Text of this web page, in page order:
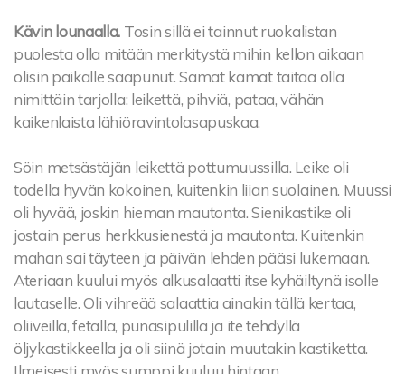
Kävin lounaalla. Tosin sillä ei tainnut ruokalistan
puolesta olla mitään merkitystä mihin kellon aikaan
olisin paikalle saapunut. Samat kamat taitaa olla
nimittäin tarjolla: leikettä, pihviä, pataa, vähän
kaikenlaista lähiöravintolasapuskaa.
Söin metsästäjän leikettä pottumuussilla. Leike oli
todella hyvän kokoinen, kuitenkin liian suolainen. Muussi
oli hyvää, joskin hieman mautonta. Sienikastike oli
jostain perus herkkusienestä ja mautonta. Kuitenkin
mahan sai täyteen ja päivän lehden pääsi lukemaan.
Ateriaan kuului myös alkusalaatti itse kyhäiltynä isolle
lautaselle. Oli vihreää salaattia ainakin tällä kertaa,
oliiveilla, fetalla, punasipulilla ja ite tehdyllä
öljykastikkeella ja oli siinä jotain muutakin kastiketta.